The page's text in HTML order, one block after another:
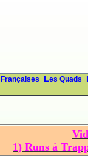
Françaises
Les Quads
1) Runs à